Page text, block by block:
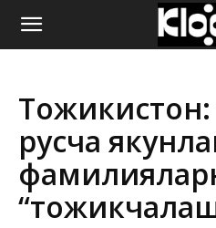
ҚИРҒИЗИСТОН
ЯНГИЛИКЛАРИ
Тожикистон:
русча